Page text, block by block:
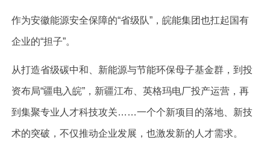
作为安徽能源安全保障的“省级队”，皖能集团也扛起国有
企业的“担子”。
从打造省级碳中和、新能源与节能环保母子基金群，到投
资布局“疆电入皖”，新疆江布、英格玛电厂投产运营，再
到集聚专业人才科技攻关……一个个新项目的落地、新技
术的突破，不仅推动企业发展，也激发新的人才需求。